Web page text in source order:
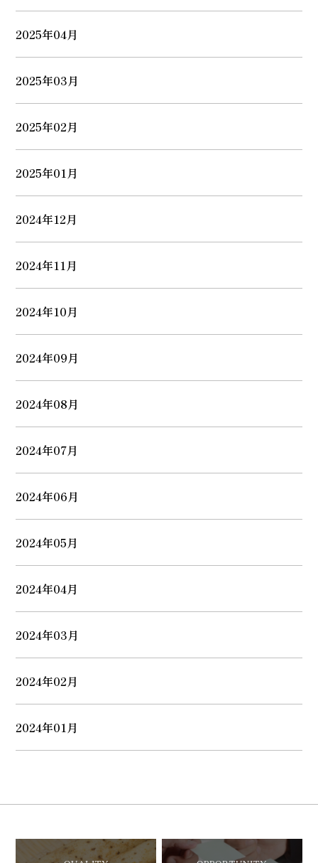
2025年04月
2025年03月
2025年02月
2025年01月
2024年12月
2024年11月
2024年10月
2024年09月
2024年08月
2024年07月
2024年06月
2024年05月
2024年04月
2024年03月
2024年02月
2024年01月